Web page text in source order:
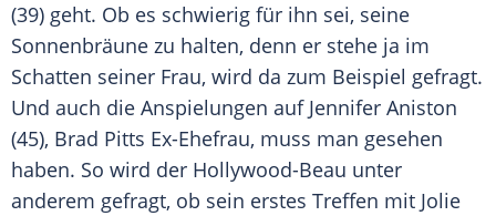
(39) geht. Ob es schwierig für ihn sei, seine
Sonnenbräune zu halten, denn er stehe ja im
Schatten seiner Frau, wird da zum Beispiel gefragt.
Und auch die Anspielungen auf Jennifer Aniston
(45), Brad Pitts Ex-Ehefrau, muss man gesehen
haben. So wird der Hollywood-Beau unter
anderem gefragt, ob sein erstes Treffen mit Jolie